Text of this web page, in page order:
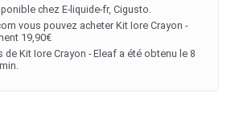
chez E-liquide-fr, Cigusto.
vous pouvez acheter Kit Iore Crayon -
19,90€
de Kit Iore Crayon - Eleaf a été obtenu le 8